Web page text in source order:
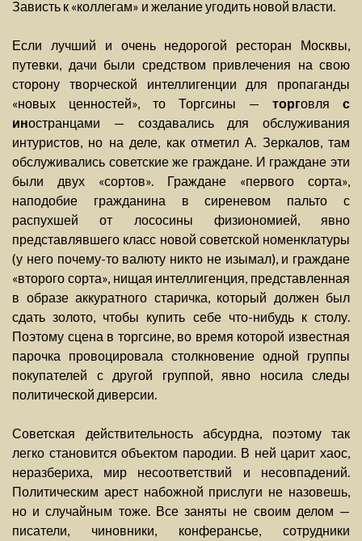
Зависть к «коллегам» и желание угодить новой власти.
Если лучший и очень недорогой ресторан Москвы,
путевки, дачи были средством привлечения на свою
сторону творческой интеллигенции для пропаганды
«новых ценностей», то Торгсины — торговля с
иностранцами — создавались для обслуживания
интуристов, но на деле, как отметил А. Зеркалов, там
обслуживались советские же граждане. И граждане эти
были двух «сортов». Граждане «первого сорта»,
наподобие гражданина в сиреневом пальто с
распухшей от лососины физиономией, явно
представлявшего класс новой советской номенклатуры
(у него почему-то валюту никто не изымал), и граждане
«второго сорта», нищая интеллигенция, представленная
в образе аккуратного старичка, который должен был
сдать золото, чтобы купить себе что-нибудь к столу.
Поэтому сцена в торгсине, во время которой известная
парочка провоцировала столкновение одной группы
покупателей с другой группой, явно носила следы
политической диверсии.
Советская действительность абсурдна, поэтому так
легко становится объектом пародии. В ней царит хаос,
неразбериха, мир несоответствий и несовпадений.
Политическим арест набожной прислуги не назовешь,
но и случайным тоже. Все заняты не своим делом —
писатели, чиновники, конферансье, сотрудники